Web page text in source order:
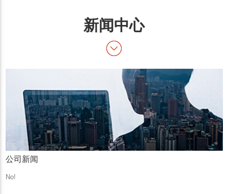
新闻中心
公司新闻
No!